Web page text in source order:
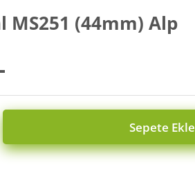
MS251 (44mm) Alp
Sepete Ekle